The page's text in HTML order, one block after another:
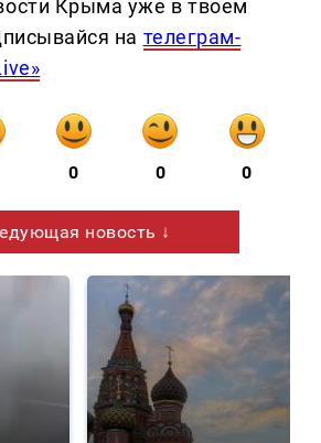
Крыма уже в твоем
на телеграм-
0 0 0
новость ↓